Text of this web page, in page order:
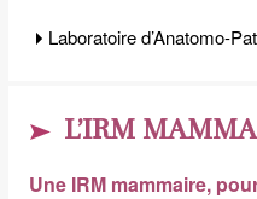
Laboratoire d’Anatomo-
L’IRM
Une IRM mammaire,